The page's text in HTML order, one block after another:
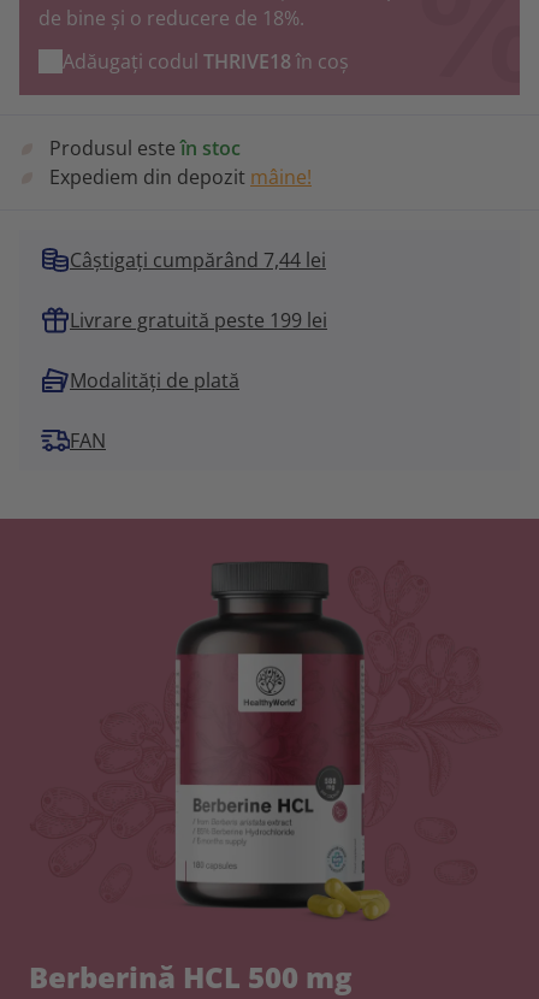
de bine și o reducere de 18%.
Adăugați codul THRIVE18 în coș
Produsul esteîn stoc
Expediem din depozit mâine!
Câștigați cumpărând 7,44 lei
Livrare gratuită peste 199 lei
Modalități de plată
FAN
Berberină HCL 500 mg